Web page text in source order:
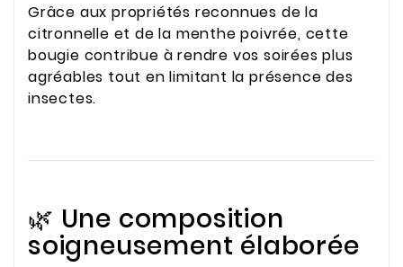
Grâce aux propriétés reconnues de la
citronnelle et de la menthe poivrée, cette
bougie contribue à rendre vos soirées plus
agréables tout en limitant la présence des
insectes.
🌿 Une composition
soigneusement élaborée